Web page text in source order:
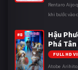
Rentaro Aijo
khi bước vào
#8
Hậu
Phá
FULL HD
Atobe